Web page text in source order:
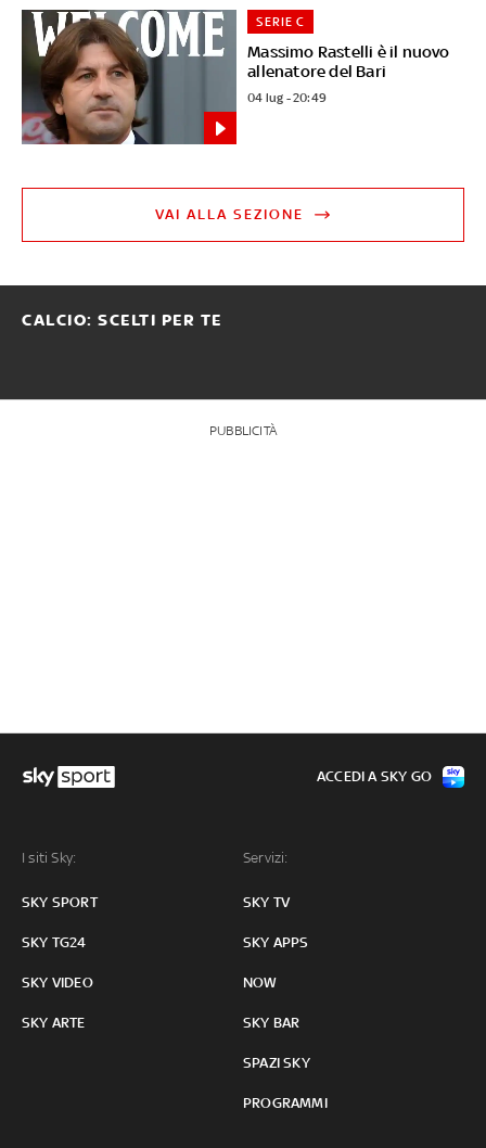
Massimo Rastelli è il nuovo
allenatore del Bari
SERIE C
04 lug - 20:49
VAI ALLA SEZIONE
CALCIO: SCELTI PER TE
PUBBLICITÀ
I siti Sky:
SKY SPORT
SKY TG24
SKY VIDEO
SKY ARTE
Servizi:
SKY TV
SKY APPS
NOW
SKY BAR
SPAZI SKY
PROGRAMMI
ACCEDI A SKY GO